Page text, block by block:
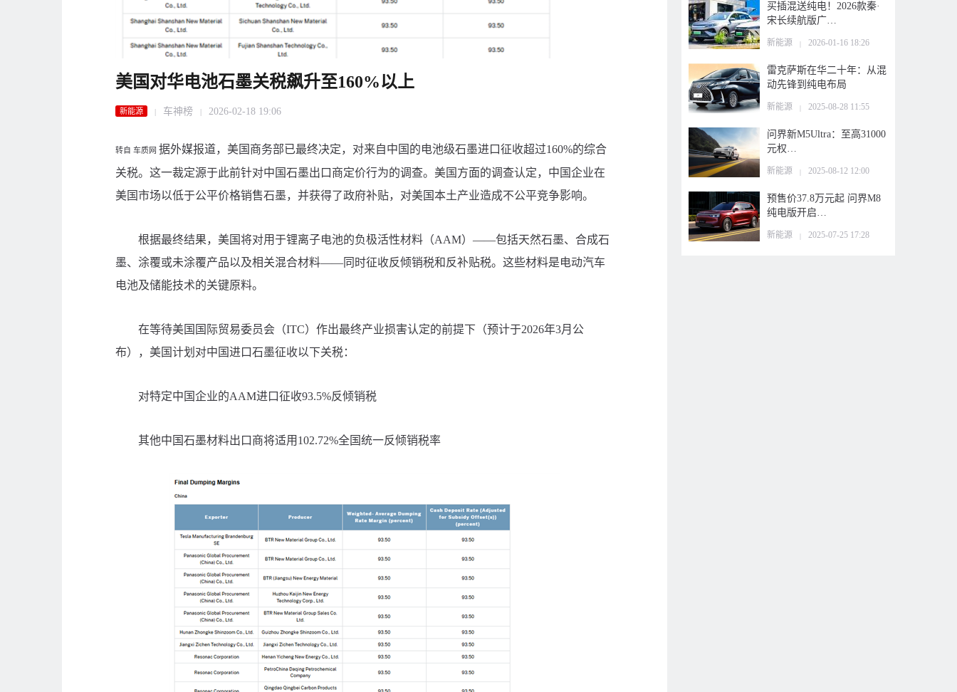
美国对华电池石墨关税飙升至160%以上
新能源 | 车神榜 | 2026-02-18 19:06
转自 车质网 据外媒报道，美国商务部已最终决定，对来自中国的电池级石墨进口征收超过160%的综合
关税。这一裁定源于此前针对中国石墨出口商定价行为的调查。美国方面的调查认定，中国企业在
美国市场以低于公平价格销售石墨，并获得了政府补贴，对美国本土产业造成不公平竞争影响。
根据最终结果，美国将对用于锂离子电池的负极活性材料（AAM）——包括天然石墨、合成石
墨、涂覆或未涂覆产品以及相关混合材料——同时征收反倾销税和反补贴税。这些材料是电动汽车
电池及储能技术的关键原料。
在等待美国国际贸易委员会（ITC）作出最终产业损害认定的前提下（预计于2026年3月公
布），美国计划对中国进口石墨征收以下关税：
对特定中国企业的AAM进口征收93.5%反倾销税
其他中国石墨材料出口商将适用102.72%全国统一反倾销税率
买插混送纯电！2026款秦·
宋长续航版广…
新能源 2026-01-16 18:26
雷克萨斯在华二十年：从混
动先锋到纯电布局
新能源 2025-08-28 11:55
问界新M5Ultra：至高31000
元权…
新能源 2025-08-12 12:00
预售价37.8万元起 问界M8
纯电版开启…
新能源 2025-07-25 17:28